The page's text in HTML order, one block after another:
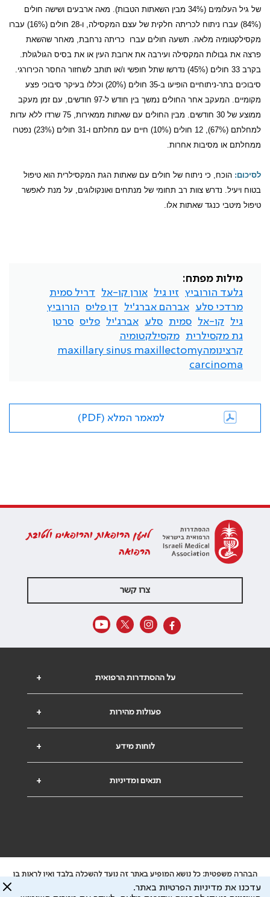
של גיל העלומים (34% מבין השאתות הטבות). מאה ארבעים ושישה חולים
(84%) עברו ניתוח לכריתה חלקית של עצם המקסילה, ו-28 חולים (16%) עברו
מקסילקטומיה מלאה. תשעה חולים עברו
כריתה נרחבת, מאחר שהשאת
פרצה את גבולות המקסילה ועירבה את ארובת העין או את בסיס הגולגולת.
בקרב 33 חולים (45%) נדרשו שתל חופשי ו/או תותב לשחזור החסר הכירורגי.
סיבוכים בתר-ניתוחיים הופיעו ב-35 חולים (20%) וכללו בעיקר סיבוכי פצע
מקומיים. המעקב אחר החולים נמשך בין חודש ל-97 חודשים, עם זמן מעקב
ממוצע של 30 חודשים. מבין החולים עם שאתות ממאירות, 75 שרדו ללא עדות
למחלתם (67%), 12 חולים (10%) חיים עם מחלתם ו-31 חולים (23%) נפטרו
ממחלתם או מסיבות אחרות.
לסיכום: הוכח, כי ניתוח של חולים עם שאתות הגת המקסילרית הוא טיפול
בטוח ויעיל. נדרש צוות רב תחומי של מנתחים ואונקולוגים, על מנת לאפשר
טיפול מיטבי כנגד שאתות אלו.
מילות מפתח:
גלעד הורוביץ
זיו גיל אורן קו-אל
דריל סמית
מרדכי סלע
אברהם אברג'יל דן פליס
הורוביץ
גיל
קו-אל סמית סלע אברג'יל פליס
סרטן
גת מקסילרית
מקסילקטומיה
קרצינומהmaxillary sinus maxillectomy
carcinoma
למאמר המלא (PDF)
למען הרופאות והרופאים ולטובת
הרפואה
צרו קשר
+ על ההסתדרות הרפואית
+ פעולות מהירות
+ לוחות מידע
+ תנאים ומדיניות
הבהרה משפטית: כל נושא המופיע באתר זה נועד להשכלה בלבד ואין לראות בו
ייעוץ רפואי או משפטי. אין הר"י אחראית לתוכן המתפרסם באתר זה ולכל נזק
עדכנו את מדיניות הפרטיות באתר.